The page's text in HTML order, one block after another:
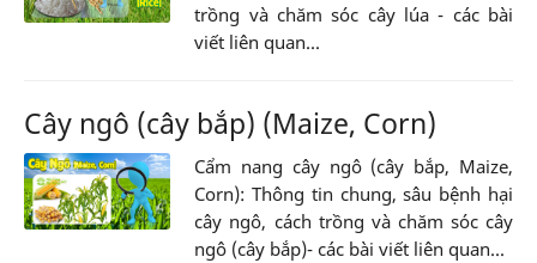
trồng và chăm sóc cây lúa - các bài
viết liên quan...
Cây ngô (cây bắp) (Maize, Corn)
Cẩm nang cây ngô (cây bắp, Maize,
Corn): Thông tin chung, sâu bệnh hại
cây ngô, cách trồng và chăm sóc cây
ngô (cây bắp)- các bài viết liên quan...